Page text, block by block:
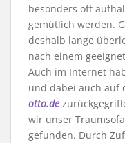
besonders oft
gemütlich werden.
deshalb lange
nach einem
Auch im Internet
und dabei auch auf
otto.de
wir unser
gefunden. Durch